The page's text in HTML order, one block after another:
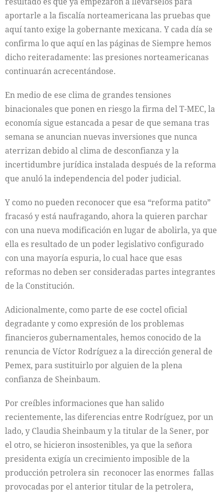
aportarle a la fiscalía norteamericana las pruebas que
aquí tanto exige la gobernante mexicana. Y cada día se
confirma lo que aquí en las páginas de Siempre hemos
dicho reiteradamente: las presiones norteamericanas
continuarán acrecentándose.
En medio de ese clima de grandes tensiones
binacionales que ponen en riesgo la firma del T-MEC, la
economía sigue estancada a pesar de que semana tras
semana se anuncian nuevas inversiones que nunca
aterrizan debido al clima de desconfianza y la
incertidumbre jurídica instalada después de la reforma
que anuló la independencia del poder judicial.
Y como no pueden reconocer que esa “reforma patito”
fracasó y está naufragando, ahora la quieren parchar
con una nueva modificación en lugar de abolirla, ya que
ella es resultado de un poder legislativo configurado
con una mayoría espuria, lo cual hace que esas
reformas no deben ser consideradas partes integrantes
de la Constitución.
Adicionalmente, como parte de ese coctel oficial
degradante y como expresión de los problemas
financieros gubernamentales, hemos conocido de la
renuncia de Víctor Rodríguez a la dirección general de
Pemex, para sustituirlo por alguien de la plena
confianza de Sheinbaum.
Por creíbles informaciones que han salido
recientemente, las diferencias entre Rodríguez, por un
lado, y Claudia Sheinbaum y la titular de la Sener, por
el otro, se hicieron insostenibles, ya que la señora
presidenta exigía un crecimiento imposible de la
producción petrolera sin reconocer las enormes fallas
provocadas por el anterior titular de la petrolera,